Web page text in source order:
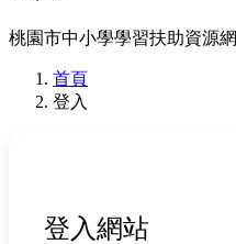
桃園市中小學學習扶助資源網
首頁
登入
登入網站